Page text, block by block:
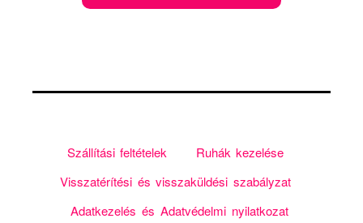
Ruhák kezelése
Szállítási feltételek
Visszatérítési és visszaküldési szabályzat
Adatkezelés és Adatvédelmi nyilatkozat